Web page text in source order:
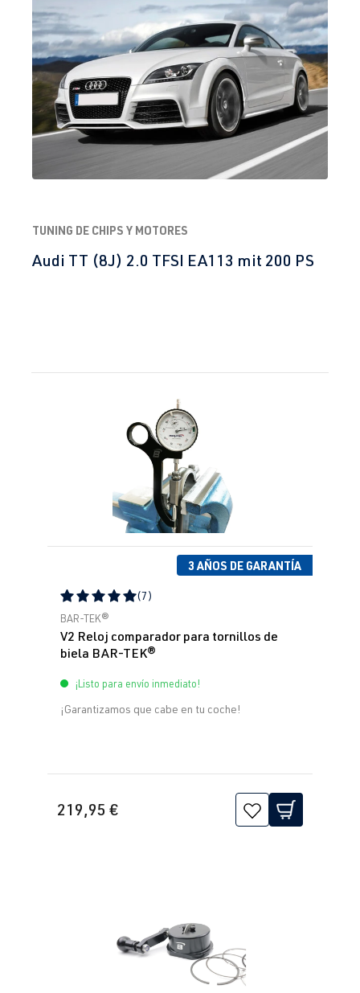
TUNING DE CHIPS Y MOTORES
Audi TT (8J) 2.0 TFSI EA113 mit 200 PS
3 AÑOS DE GARANTÍA
Calificación promedio de 5 de 5 estrellas
(7)
BAR-TEK®
V2 Reloj comparador para tornillos de
biela BAR-TEK®
¡Listo para envío inmediato!
¡Garantizamos que cabe en tu coche!
219,95 €